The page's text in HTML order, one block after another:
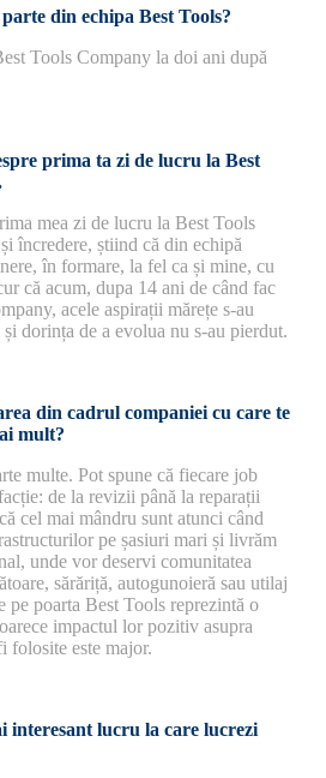
din echipa Best Tools?
Tools Company la doi ani după
prima ta zi de lucru la Best
mea zi de lucru la Best Tools
încredere, știind că din echipă
în formare, la fel ca și mine, cu
că acum, dupa 14 ani de când fac
acele aspirații mărețe s-au
dorința de a evolua nu s-au pierdut.
din cadrul companiei cu care te
mult?
multe. Pot spune că fiecare job
de la revizii până la reparații
cel mai mândru sunt atunci când
pe șasiuri mari și livrăm
unde vor deservi comunitatea
sărăriță, autogunoieră sau utilaj
pe poarta Best Tools reprezintă o
impactul lor pozitiv asupra
folosite este major.
interesant lucru la care lucrezi